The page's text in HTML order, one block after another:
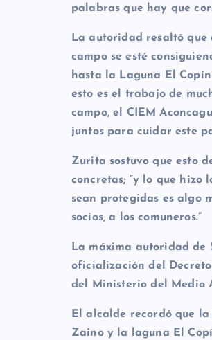
palabras que hay que
La autoridad resaltó que
campo se esté
hasta la Laguna El
esto es el trabajo de
campo, el CIEM
juntos para cuidar este
Zurita sostuvo que esto
concretas; “y lo que hizo
sean protegidas es algo
socios, a los comuneros.”
La máxima autoridad de
oficialización del
del Ministerio del Medio
El alcalde recordó que
Zaino y la laguna El